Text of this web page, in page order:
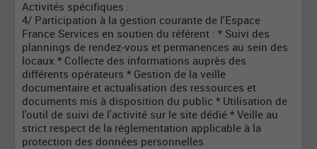
Activités spécifiques :
4/ Participation à la gestion courante de l'Espace
France Services en soutien du référent : * Suivi des
plannings de rendez-vous et permanences au sein des
locaux * Collecte des informations auprès des
différents opérateurs * Gestion de la veille
documentaire et actualisation des ressources et
documents mis à disposition du public * Utilisation de
l'outil de suivi de l'activité sur le site dédié * Veille au
strict respect de la réglementation applicable à la
protection des données personnelles